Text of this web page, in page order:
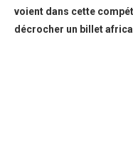
voient dans cette
décrocher un billet